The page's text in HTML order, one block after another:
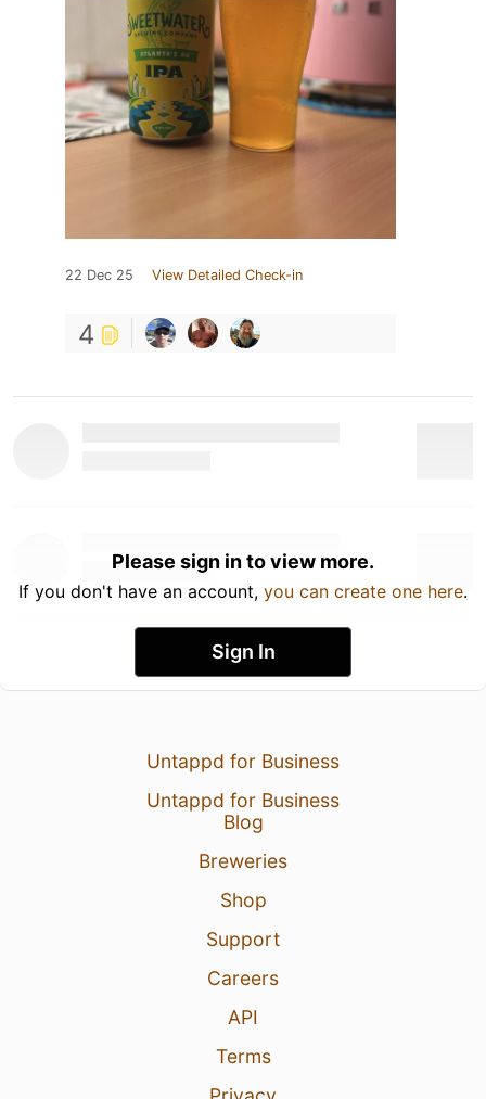
22 Dec 25 View Detailed Check-in
4
Please sign in to view more.
If you don't have an account, you can create one here.
Sign In
Untappd for Business
Untappd for Business
Blog
Breweries
Shop
Support
Careers
API
Terms